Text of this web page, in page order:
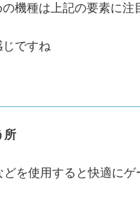
機種は上記の要素に注
ですね
所
を使用すると快適に